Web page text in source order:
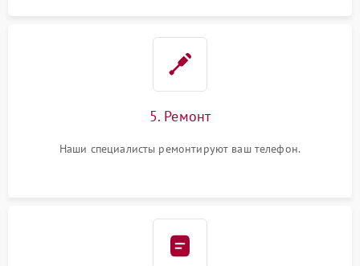
5. Ремонт
Наши специалисты ремонтируют ваш телефон.